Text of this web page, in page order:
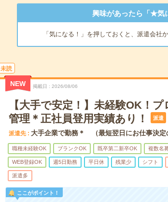
興味があったら「★気
「気になる！」を押しておくと、派遣会社
未読
NEW 掲載日 2026/08/06
【大手で安定！】未経験OK！
管理＊正社員登用実績あり！
派遣
派遣先 大手企業で勤務＊ （最短翌日にお仕事決定
職種未経験OK ブランクOK 既卒第二新卒OK 複数名
WEB登録OK 週5日勤務 平日休 残業少 シフト
派遣多
ここがポイント！